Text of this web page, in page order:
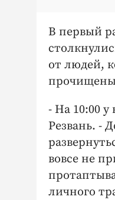
В первый
от людей,
- На 10:00 у
Резвань. -
вовсе не
личного